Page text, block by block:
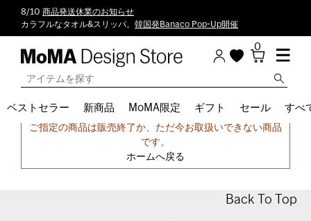
8/10 商品発送休業のお知らせ
カラフルなタオル&スリッパ。 韓国発Banaco Pop-Up開催
0
ベストセラー 新商品 MoMA限定 ギフト セール すべ
申し訳ございません。
ご指定の商品は販売終了か、ただ今お取扱いできない商品
です。
ホームへ戻る
Back To Top